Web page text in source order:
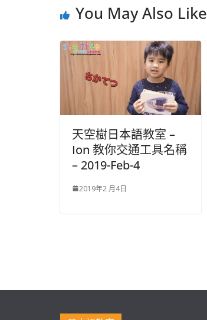
You May Also Like
天空樹日本語教室 –
Ion 教你交通工具名稱
– 2019-Feb-4
2019年2 月4日